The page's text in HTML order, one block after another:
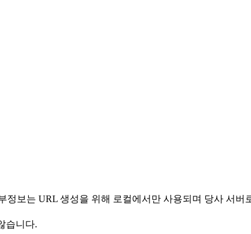
정보는 URL 생성을 위해 로컬에서만 사용되며 당사 서버
습니다.